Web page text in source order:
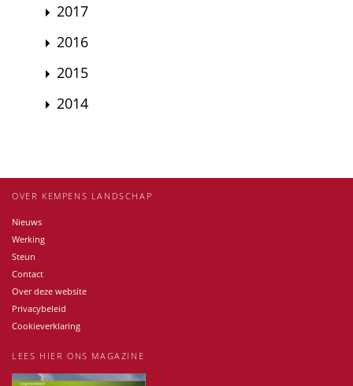
2017
2016
2015
2014
OVER KEMPENS LANDSCHAP
Nieuws
Werking
Steun
Contact
Over deze website
Privacybeleid
Cookieverklaring
LEES HIER ONS MAGAZINE